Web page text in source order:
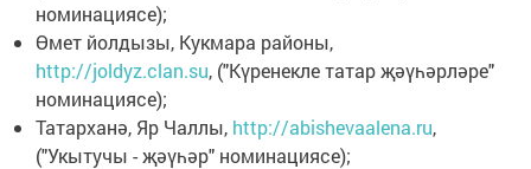
номинациясе);
Өмет йолдызы, Кукмара районы,
http://joldyz.clan.su, ("Күренекле татар җәүһәрләре"
номинациясе);
Татарханә, Яр Чаллы, http://abishevaalena.ru,
("Укытучы - җәүһәр" номинациясе);